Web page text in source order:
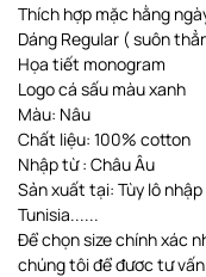
Thích hợp mặc hằng
Dáng Regular ( suôn
Họa tiết monogram
Logo cá sấu màu xanh
Màu: Nâu
Chất liệu: 100% cotton
Nhập từ : Châu Âu
Sản xuất tại: Tùy lô
Tunisia......
Để chọn size chính xác
chúng tôi để đươc tư vấn